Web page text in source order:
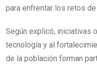
para enfrentar los retos
Según explicó, iniciativas
tecnología y al
de la población forman